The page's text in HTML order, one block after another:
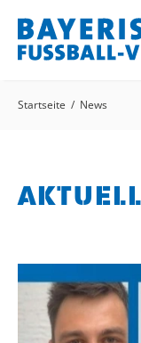
Startseite News